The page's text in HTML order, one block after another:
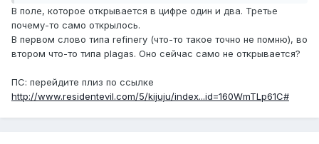
В поле, которое открывается в цифре один и два. Третье
почему-то само открылось.
В первом слово типа refinery (что-то такое точно не помню), во
втором что-то типа plagas. Оно сейчас само не открывается?
ПС: перейдите плиз по ссылке
http://www.residentevil.com/5/kijuju/index...id=160WmTLp61C#